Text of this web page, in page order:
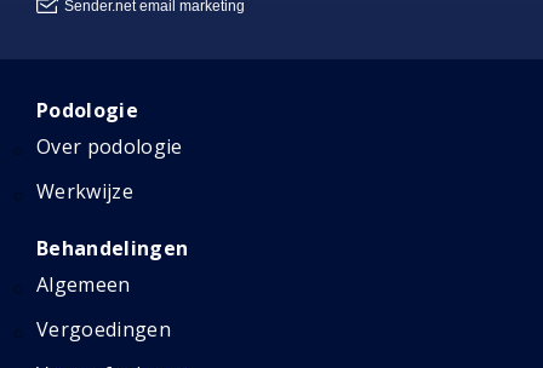
Podologie
Over podologie
Werkwijze
Behandelingen
Algemeen
Vergoedingen